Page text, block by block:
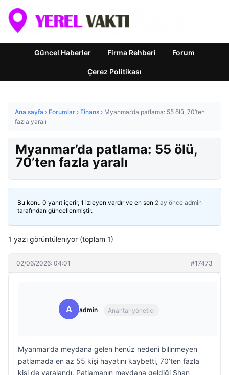
Güncel Haberler Firma Rehberi Forum
Çerez Politikası
Ana sayfa › Forumlar › Finans › Myanmar’da patlama: 55 ölü, 70’ten
fazla yaralı
Myanmar’da patlama: 55 ölü,
70’ten fazla yaralı
Bu konu 0 yanıt içerir, 1 izleyen vardır ve en son 2 ay önce admin
tarafından güncellenmiştir.
1 yazı görüntüleniyor (toplam 1)
02/06/2026: 04:01 #17473
A admin Anahtar yönetici
Myanmar’da meydana gelen henüz nedeni bilinmeyen
patlamada en az 55 kişi hayatını kaybetti, 70’ten fazla
kişi de yaralandı. Patlamanın meydana geldiği Shan